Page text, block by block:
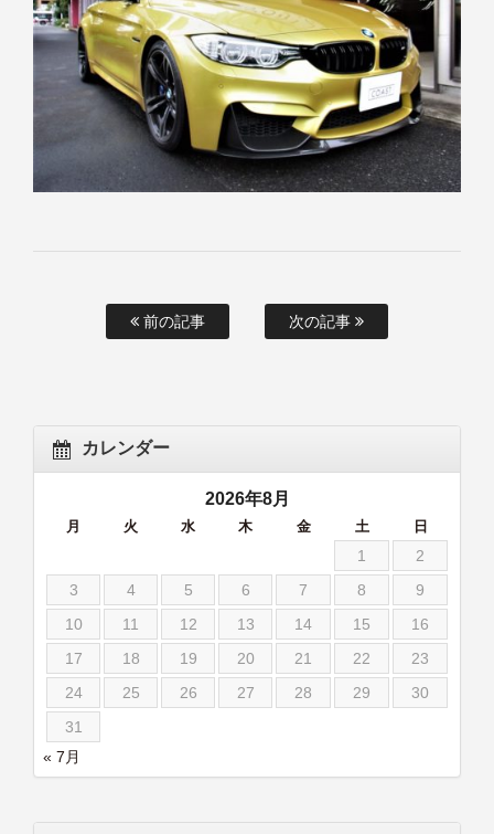
前の記事 次の記事
カレンダー
2026年8月
月 火 水 木 金 土 日
1
2
3
4 5 6 7 8
9
10
11 12 13 14 15
16
17
18 19 20 21 22
23
24
25 26 27 28 29
30
31
« 7月